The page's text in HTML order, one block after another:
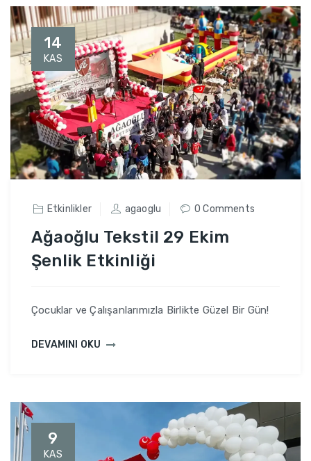
14
KAS
Etkinlikler agaoglu 0 Comments
Ağaoğlu Tekstil 29 Ekim
Şenlik Etkinliği
Çocuklar ve Çalışanlarımızla Birlikte Güzel Bir Gün!
DEVAMINI OKU
9
KAS